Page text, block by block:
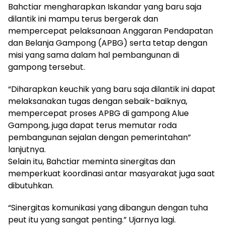
Bahctiar mengharapkan Iskandar yang baru saja
dilantik ini mampu terus bergerak dan
mempercepat pelaksanaan Anggaran Pendapatan
dan Belanja Gampong (APBG) serta tetap dengan
misi yang sama dalam hal pembangunan di
gampong tersebut.
“Diharapkan keuchik yang baru saja dilantik ini dapat
melaksanakan tugas dengan sebaik-baiknya,
mempercepat proses APBG di gampong Alue
Gampong, juga dapat terus memutar roda
pembangunan sejalan dengan pemerintahan”
lanjutnya.
Selain itu, Bahctiar meminta sinergitas dan
memperkuat koordinasi antar masyarakat juga saat
dibutuhkan.
“Sinergitas komunikasi yang dibangun dengan tuha
peut itu yang sangat penting.” Ujarnya lagi.